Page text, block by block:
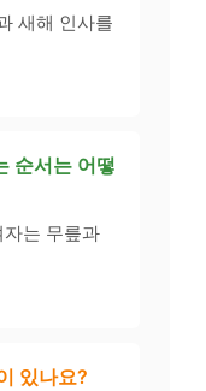
새해 인사를
순서는 어떻
는 무릎과
있나요?